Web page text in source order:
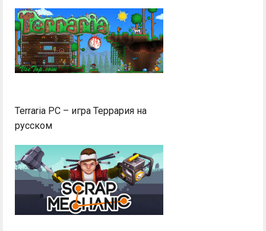
Terraria PC – игра Террария на
русском